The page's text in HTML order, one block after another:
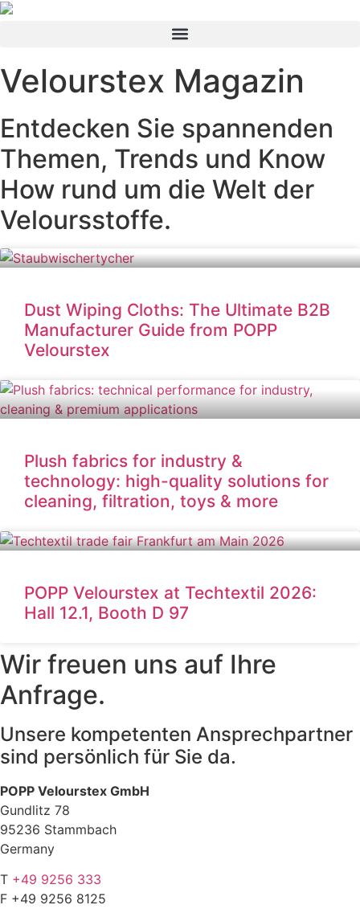
Velourstex Magazin
Entdecken Sie spannenden
Themen, Trends und Know
How rund um die Welt der
Veloursstoffe.
Dust Wiping Cloths: The Ultimate B2B
Manufacturer Guide from POPP
Velourstex
Plush fabrics for industry &
technology: high-quality solutions for
cleaning, filtration, toys & more
POPP Velourstex at Techtextil 2026:
Hall 12.1, Booth D 97
Wir freuen uns auf Ihre
Anfrage.
Unsere kompetenten Ansprechpartner
sind persönlich für Sie da.
POPP Velourstex GmbH
Gundlitz 78
95236 Stammbach
Germany
T +49 9256 333
F +49 9256 8125